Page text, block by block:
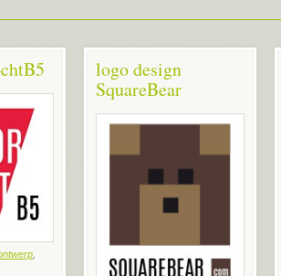
logo design
SquareBear